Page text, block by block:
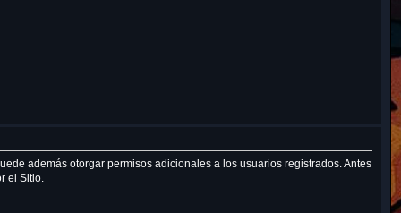
además otorgar permisos adicionales a los usuarios registrados. Antes
el Sitio.